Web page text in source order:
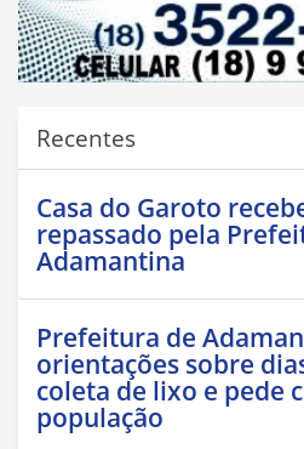
Recentes
Casa do Garoto
repassado pela
Adamantina
Prefeitura de
orientações sobre
coleta de lixo e pede
população